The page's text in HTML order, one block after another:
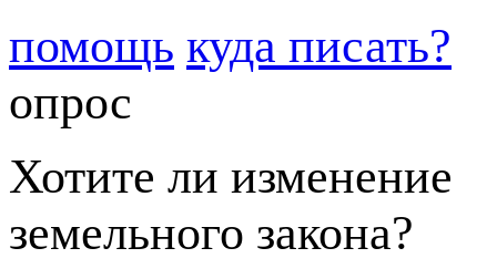
помощь куда писать?
опрос
Хотите ли изменение
земельного закона?